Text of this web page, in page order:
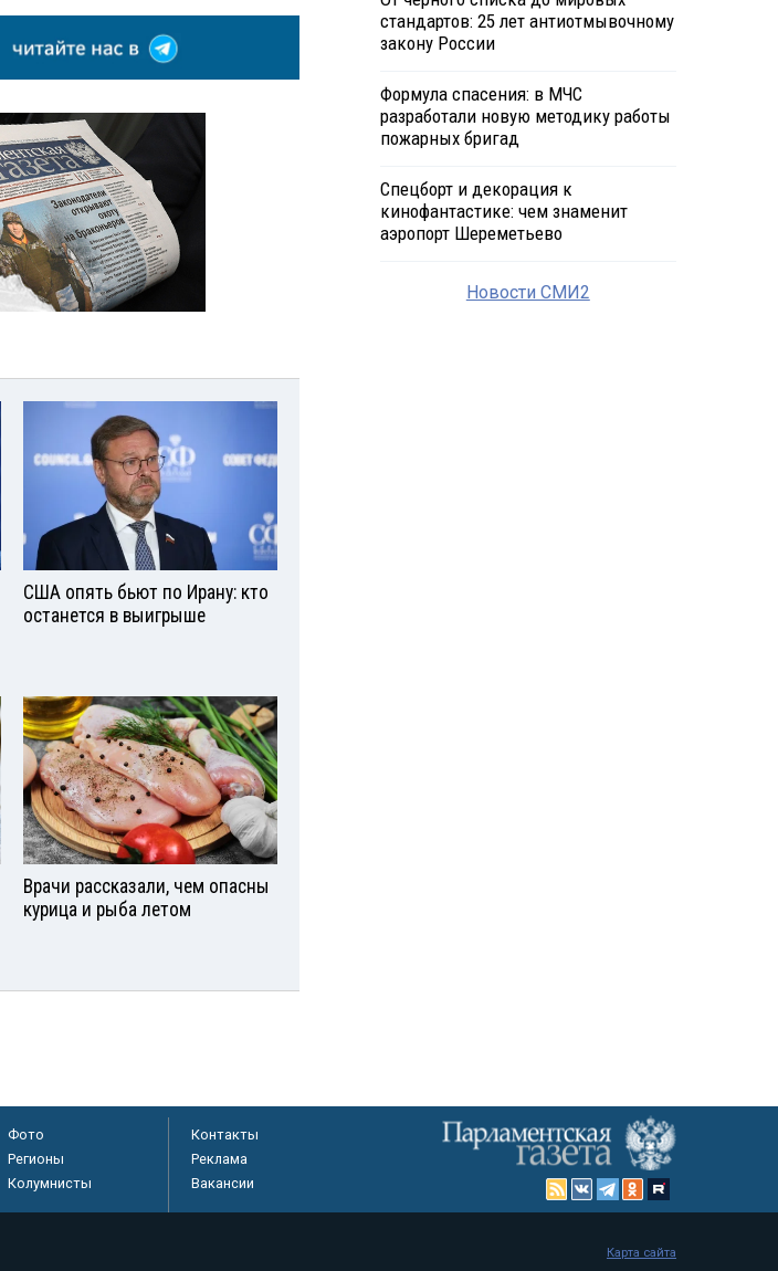
США опять бьют по Ирану: кто
останется в выигрыше
Врачи рассказали, чем опасны
курица и рыба летом
стандартов: 25 лет антиотмывочному
закону России
Формула спасения: в МЧС
разработали новую методику работы
пожарных бригад
Спецборт и декорация к
кинофантастике: чем знаменит
аэропорт Шереметьево
Новости СМИ2
Фото
Регионы
Колумнисты
Контакты
Реклама
Вакансии
Карта сайта